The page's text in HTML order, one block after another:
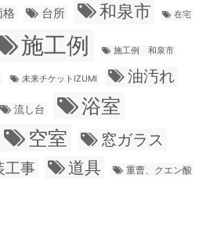
格 台所 和泉市 在宅
施工例 施工例 和泉市
未来チケットIZUMI 油汚れ
流し台 浴室
空室 窓ガラス
工事 道具 重曹、クエン酸